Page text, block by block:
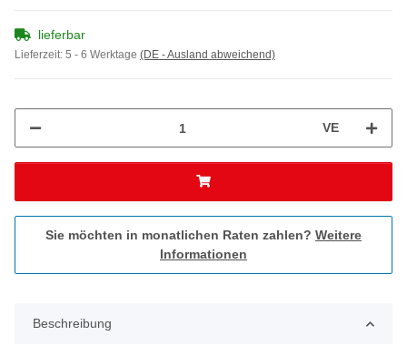
lieferbar
Lieferzeit: 5 - 6 Werktage (DE - Ausland abweichend)
VE
Sie möchten in monatlichen Raten zahlen? Weitere
Informationen
Beschreibung